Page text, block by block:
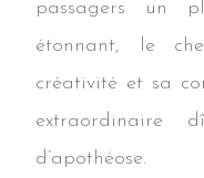
passagers un
étonnant, le
créativité et sa
extraordinaire
d’apothéose.